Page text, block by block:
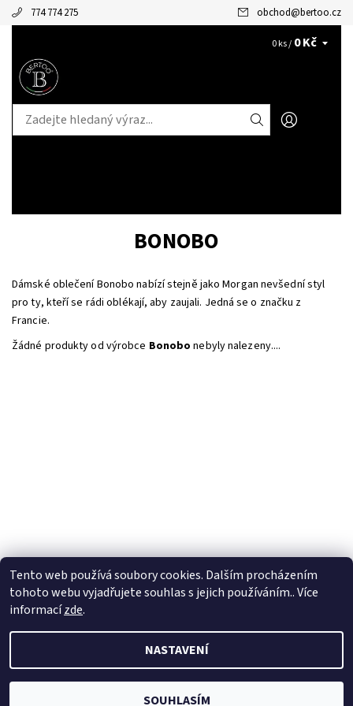
774 774 275 obchod@bertoo.cz
0 ks / 0 Kč
BONOBO
Dámské oblečení Bonobo nabízí stejně jako Morgan nevšední styl
pro ty, kteří se rádi oblékají, aby zaujali. Jedná se o značku z
Francie.
Žádné produkty od výrobce Bonobo nebyly nalezeny....
nastavení cookies
Vytvořil Shoptet
Tento web používá soubory cookies. Dalším procházením
tohoto webu vyjadřujete souhlas s jejich používáním.. Více
informacízde.
NASTAVENÍ
SOUHLASÍM